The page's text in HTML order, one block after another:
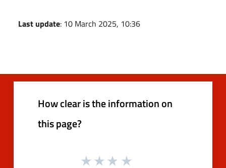
Last update: 10 March 2025, 10:36
How clear is the information on
this page?